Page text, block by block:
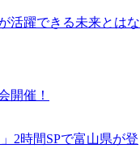
活躍できる未来とはな
開催！
2時間SPで富山県が登